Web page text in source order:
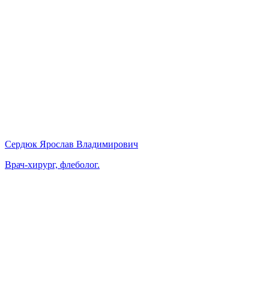
Сердюк Ярослав Владимирович
Врач-хирург, флеболог.